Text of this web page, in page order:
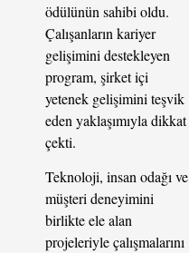
ödülünün sahibi oldu.
Çalışanların kariyer
gelişimini destekleyen
program, şirket içi
yetenek gelişimini teşvik
eden yaklaşımıyla dikkat
çekti.
Teknoloji, insan odağı ve
müşteri deneyimini
birlikte ele alan
projeleriyle çalışmalarını